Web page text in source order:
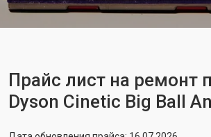
Прайс лист на ремонт
Dyson Cinetic Big Ball